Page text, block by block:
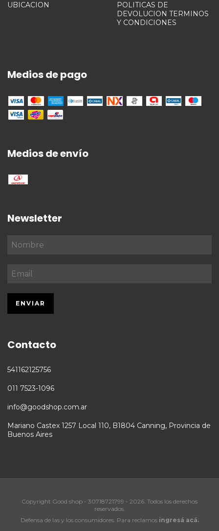
UBICACION
POLITICAS DE
DEVOLUCION TERMINOS
Y CONDICIONES
Medios de pago
Medios de envío
Newsletter
Contacto
541162125756
011 7523-1096
info@goodshop.com.ar
Mariano Castex 1257 Local 110, B1804 Canning, Provincia de
Buenos Aires
Copyright Good shop - 30718721799 - 2026. Todos los derechos
reservados.
Defensa de las y los consumidores. Para reclamos ingresá acá.